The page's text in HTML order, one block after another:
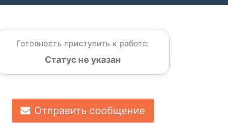
Готовность приступить к работе:
Статус не указан
Отправить сообщение